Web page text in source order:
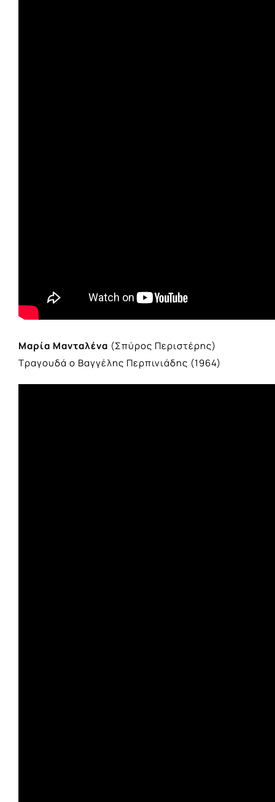
Μαρία Μανταλένα (Σπύρος Περιστέρης)
Τραγουδά ο Βαγγέλης Περπινιάδης (1964)